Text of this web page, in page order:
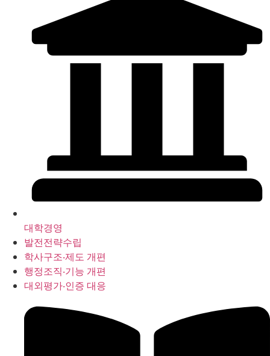
대학경영
발전전략수립
학사구조‧제도 개편
행정조직‧기능 개편
대외평가‧인증 대응